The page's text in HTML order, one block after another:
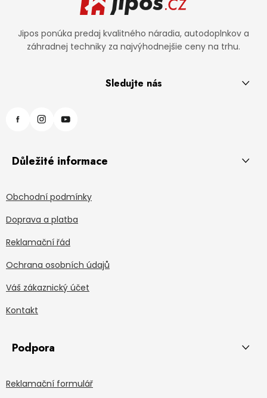
Jipos ponúka predaj kvalitného náradia, autodoplnkov a
záhradnej techniky za najvýhodnejšie ceny na trhu.
Sledujte nás
Důležité informace
Obchodní podmínky
Doprava a platba
Reklamační řád
Ochrana osobních údajů
Váš zákaznický účet
Kontakt
Podpora
Reklamační formulář